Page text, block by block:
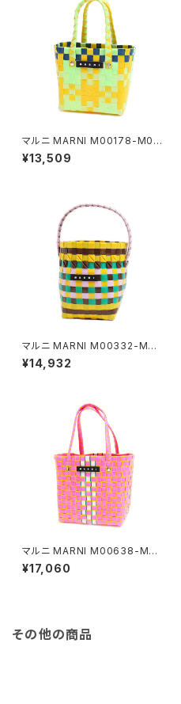
マルニ MARNI M00178-M00
IW-0M533 ハンドバッグ レデ
ィース マーケット MARKET マ
¥13,509
マルニ MARNI M00332-M00
IW-0M214 ハンドバッグ レディ
ース マーケット MARKET マル
¥14,932
マルニ MARNI M00638-M00
IW-0M329 ハンドバッグ レデ
ィース マーケット MARKET マ
¥17,060
その他の商品